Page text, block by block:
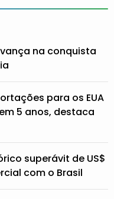
na conquista
para os EUA
5 anos, destaca
superávit de US$
com o Brasil